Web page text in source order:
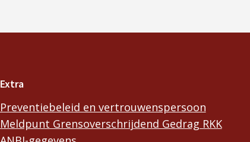
Extra
Preventiebeleid en vertrouwenspersoon
Meldpunt Grensoverschrijdend Gedrag RKK